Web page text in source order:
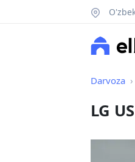
Darvoza
LG